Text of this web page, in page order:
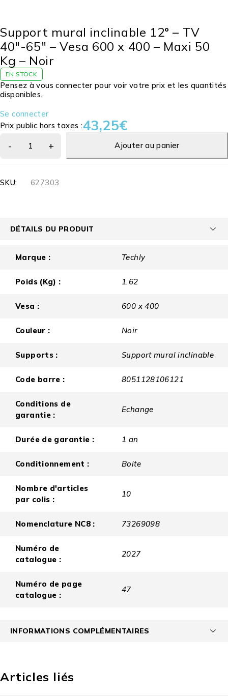
Support mural inclinable 12° – TV
40″-65″ – Vesa 600 x 400 – Maxi 50
Kg – Noir
EN STOCK
Pensez à vous connecter pour voir votre prix et les quantités
disponibles.
Se connecter
Prix public hors taxes :43,25€
Ajouter au panier
SKU: 627303
DÉTAILS DU PRODUIT
Marque : Techly
Poids (Kg) : 1.62
Vesa : 600 x 400
Couleur : Noir
Supports : Support mural inclinable
Code barre : 8051128106121
Conditions de
garantie :
Echange
Durée de garantie : 1 an
Conditionnement : Boite
Nombre d'articles
par colis :
10
Nomenclature NC8 : 73269098
Numéro de
catalogue :
2027
Numéro de page
catalogue :
47
INFORMATIONS COMPLÉMENTAIRES
Articles liés